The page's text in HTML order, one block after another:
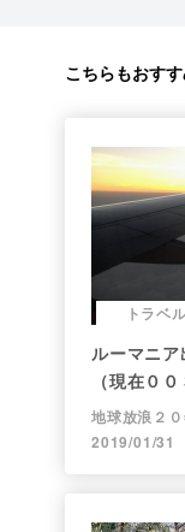
こちらもおすす
トラベル
ルーマニ
（現在００
2019/01/31